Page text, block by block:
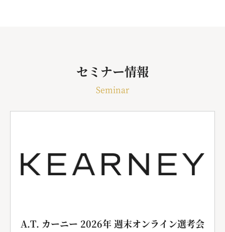
セミナー情報
Seminar
A.T. カーニー 2026年 週末オンライン選考会